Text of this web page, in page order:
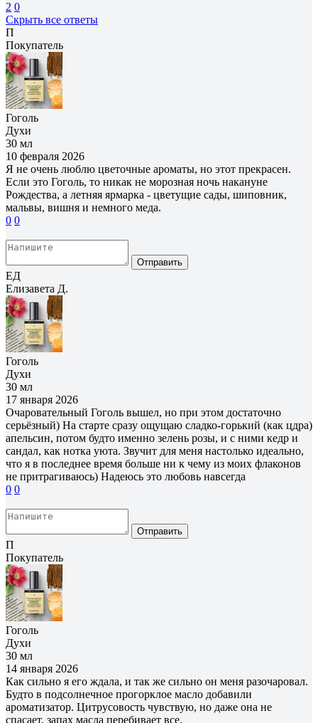
2 0
Скрыть все ответы
П
Покупатель
Гоголь
Духи
30 мл
10 февраля 2026
Я не очень люблю цветочные ароматы, но этот прекрасен.
Если это Гоголь, то никак не морозная ночь накануне
Рождества, а летняя ярмарка - цветущие сады, шиповник,
мальвы, вишня и немного меда.
0 0
Отправить
ЕД
Елизавета Д.
Гоголь
Духи
30 мл
17 января 2026
Очаровательный Гоголь вышел, но при этом достаточно
серьёзный) На старте сразу ощущаю сладко-горький (как цдра)
апельсин, потом будто именно зелень розы, и с ними кедр и
сандал, как нотка уюта. Звучит для меня настолько идеально,
что я в последнее время больше ни к чему из моих флаконов
не притрагиваюсь) Надеюсь это любовь навсегда
0 0
Отправить
П
Покупатель
Гоголь
Духи
30 мл
14 января 2026
Как сильно я его ждала, и так же сильно он меня разочаровал.
Будто в подсолнечное прогорклое масло добавили
ароматизатор. Цитрусовость чувствую, но даже она не
спасает, запах масла перебивает все.